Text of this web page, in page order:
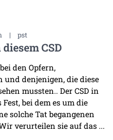
| pst
CSD
den Opfern,
und denjenigen, die diese
mussten.. Der CSD in
bei dem es um die
solche Tat begangenen
verurteilen sie auf das ...